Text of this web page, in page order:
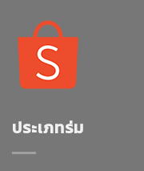
ประเภทร่ม